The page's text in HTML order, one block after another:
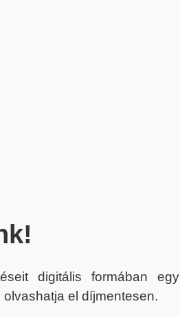
digitális formában egy
el díjmentesen.